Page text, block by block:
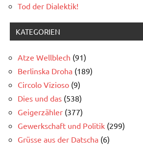
Tod der Dialektik!
KATEGORIEN
Atze Wellblech (91)
Berlinska Droha (189)
Circolo Vizioso (9)
Dies und das (538)
Geigerzähler (377)
Gewerkschaft und Politik (299)
Grüsse aus der Datscha (6)